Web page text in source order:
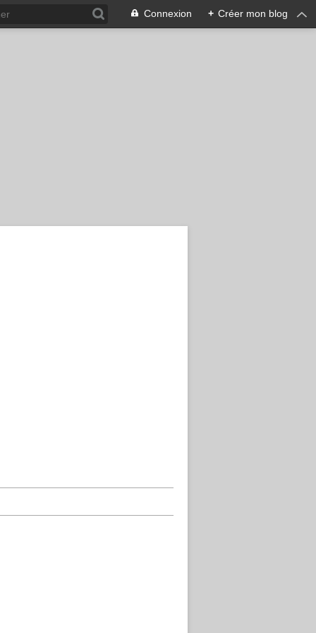
Connexion + Créer mon blog